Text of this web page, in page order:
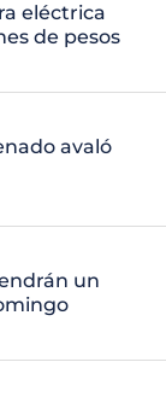
eléctrica
de pesos
avaló
un